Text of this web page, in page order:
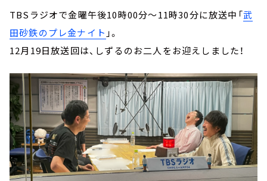
TBSラジオで金曜午後10時00分～11時30分に放送中「武
田砂鉄のプレ金ナイト 」。
12月19日放送回は、しずるのお二人をお迎えしました！